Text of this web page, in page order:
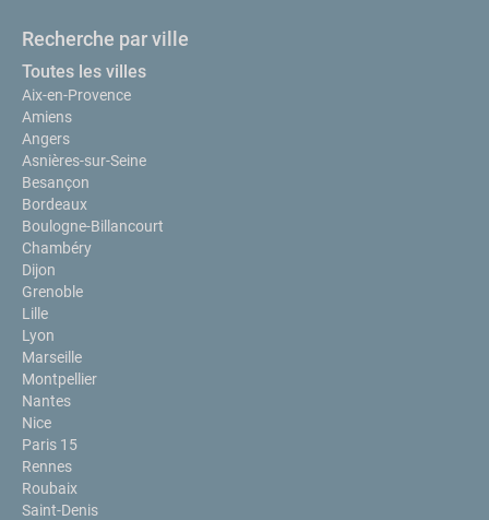
Recherche par ville
Toutes les villes
Aix-en-Provence
Amiens
Angers
Asnières-sur-Seine
Besançon
Bordeaux
Boulogne-Billancourt
Chambéry
Dijon
Grenoble
Lille
Lyon
Marseille
Montpellier
Nantes
Nice
Paris 15
Rennes
Roubaix
Saint-Denis